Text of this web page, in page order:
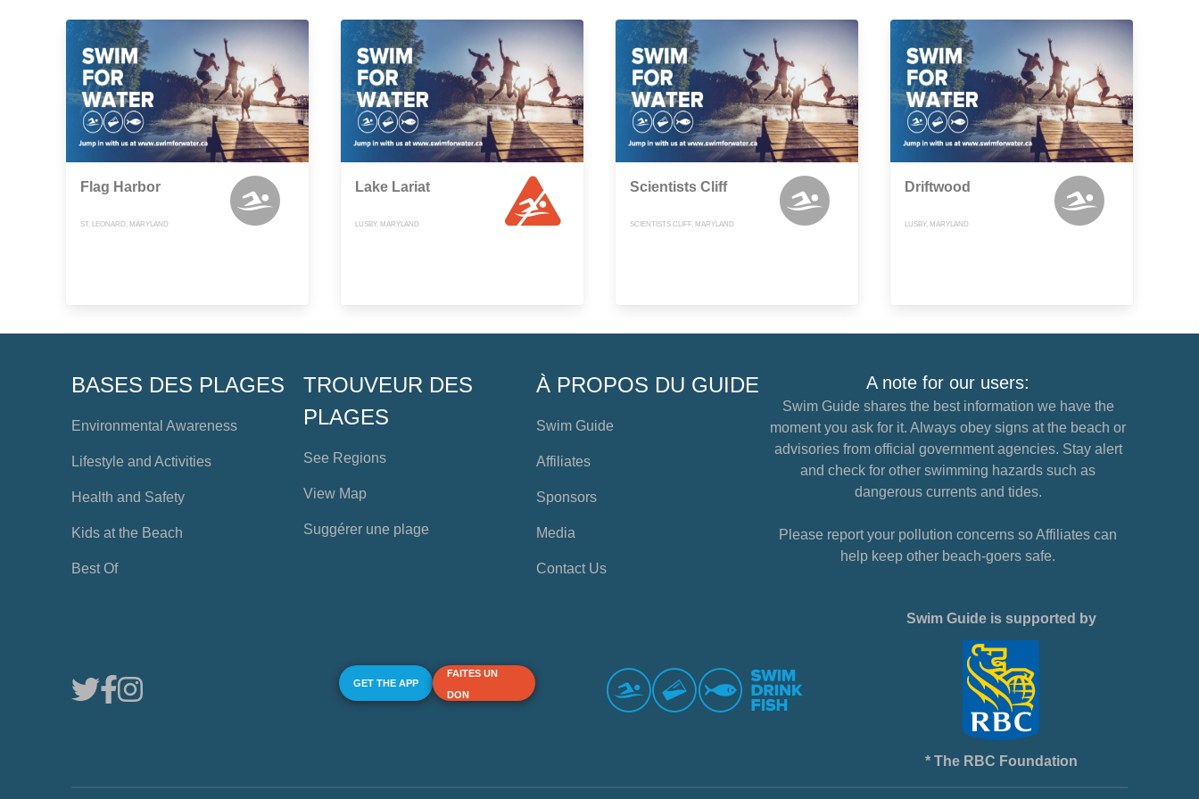
Flag Harbor
ST. LEONARD, MARYLAND
Lake Lariat
LUSBY, MARYLAND
Scientists Cliff
SCIENTISTS CLIFF, MARYLAND
Driftwood
LUSBY, MARYLAND
BASES DES PLAGES
Environmental Awareness
Lifestyle and Activities
Health and Safety
Kids at the Beach
Best Of
TROUVEUR DES
PLAGES
See Regions
View Map
Suggérer une plage
À PROPOS DU GUIDE
Swim Guide
Affiliates
Sponsors
Media
Contact Us
A note for our users:
Swim Guide shares the best information we have the
moment you ask for it. Always obey signs at the beach or
advisories from official government agencies. Stay alert
and check for other swimming hazards such as
dangerous currents and tides.
Please report your pollution concerns so Affiliates can
help keep other beach-goers safe.
GET THE APP
FAITES UN
DON
Swim Guide is supported by
* The RBC Foundation